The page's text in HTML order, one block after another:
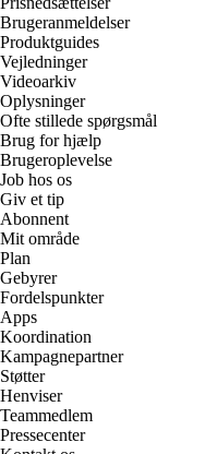
Brugeranmeldelser
Produktguides
Vejledninger
Videoarkiv
Oplysninger
Ofte stillede spørgsmål
Brug for hjælp
Brugeroplevelse
Job hos os
Giv et tip
Abonnent
Mit område
Plan
Gebyrer
Fordelspunkter
Apps
Koordination
Kampagnepartner
Støtter
Henviser
Teammedlem
Pressecenter